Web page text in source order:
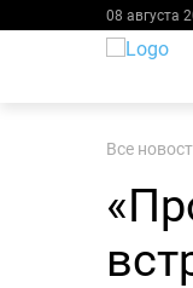
08 августа
Все